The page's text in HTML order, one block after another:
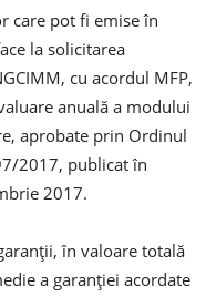
care pot fi emise în
la solicitarea
cu acordul MFP,
anuală a modului
aprobate prin Ordinul
2017, publicat în
2017.
în valoare totală
a garanţiei acordate